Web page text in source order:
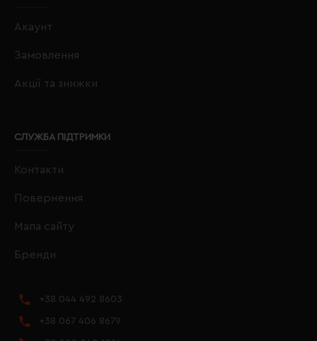
Акаунт
Замовлення
Акції та знижки
СЛУЖБА ПІДТРИМКИ
Контакти
Повернення
Мапа сайту
Бренди
+38 044 492 8603
+38 067 406 8679